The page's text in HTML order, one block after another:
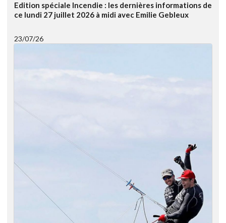
Edition spéciale Incendie : les dernières informations de
ce lundi 27 juillet 2026 à midi avec Emilie Gebleux
23/07/26